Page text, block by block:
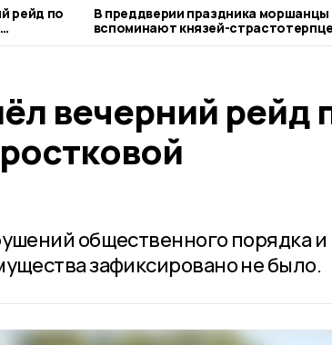
рейд по
В преддверии праздника моршанцы
вспоминают князей-
вечерний рейд
общественного порядка и
зафиксировано не было.